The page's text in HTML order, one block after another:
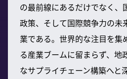
の最前線にあるだけでなく、
政策、そして国際競争力の未
業である。世界的な注目を集
る産業ブームに留まらず、地
なサプライチェーン構築へと